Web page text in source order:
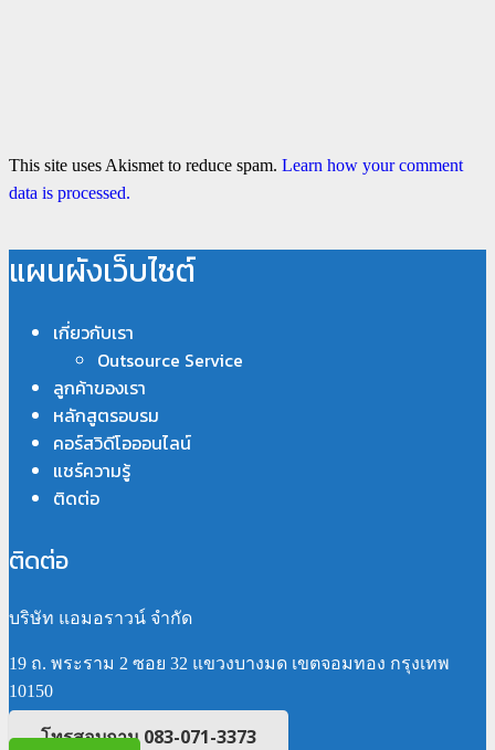
This site uses Akismet to reduce spam. Learn how your comment
data is processed.
แผนผังเว็บไซต์
เกี่ยวกับเรา
Outsource Service
ลูกค้าของเรา
หลักสูตรอบรม
คอร์สวิดีโอออนไลน์
แชร์ความรู้
ติดต่อ
ติดต่อ
บริษัท แอมอราวน์ จำกัด
19 ถ. พระราม 2 ซอย 32 แขวงบางมด เขตจอมทอง กรุงเทพ
10150
โทรสอบถาม 083-071-3373